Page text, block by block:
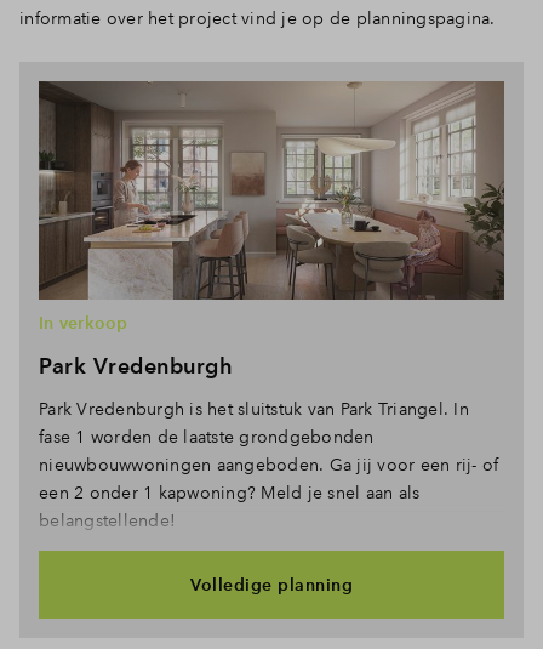
informatie over het project vind je op de planningspagina.
Park Vredenburgh
In verkoop
Park Vredenburgh is het sluitstuk van Park Triangel. In
fase 1 worden de laatste grondgebonden
nieuwbouwwoningen aangeboden. Ga jij voor een rij- of
een 2 onder 1 kapwoning? Meld je snel aan als
belangstellende!
Volledige planning